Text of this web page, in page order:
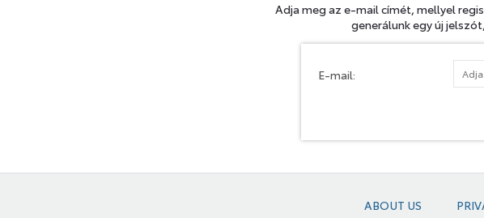
Adja meg az e-mail címét, mellyel
generálunk egy új
E-mail:
ABOUT US